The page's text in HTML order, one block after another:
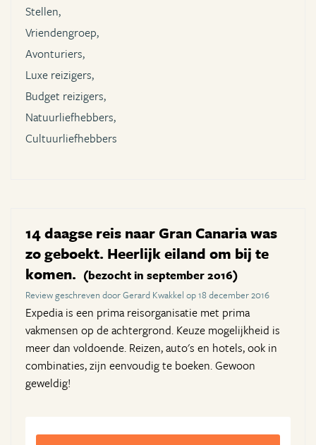
Stellen,
Vriendengroep,
Avonturiers,
Luxe reizigers,
Budget reizigers,
Natuurliefhebbers,
Cultuurliefhebbers
14 daagse reis naar Gran Canaria was
zo geboekt. Heerlijk eiland om bij te
komen. (bezocht in september 2016)
Review geschreven door Gerard Kwakkel op 18 december 2016
Expedia is een prima reisorganisatie met prima
vakmensen op de achtergrond. Keuze mogelijkheid is
meer dan voldoende. Reizen, auto's en hotels, ook in
combinaties, zijn eenvoudig te boeken. Gewoon
geweldig!